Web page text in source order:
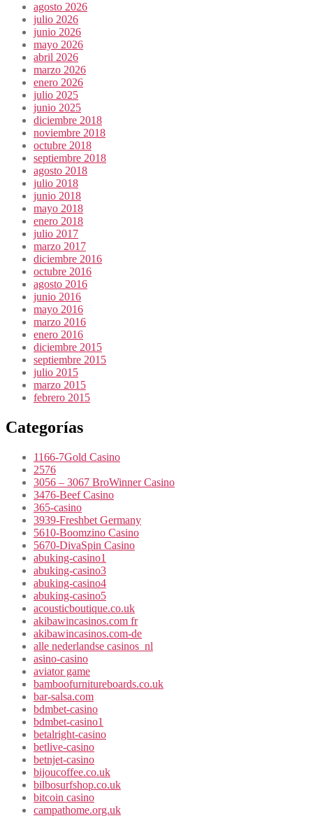
agosto 2026
julio 2026
junio 2026
mayo 2026
abril 2026
marzo 2026
enero 2026
julio 2025
junio 2025
diciembre 2018
noviembre 2018
octubre 2018
septiembre 2018
agosto 2018
julio 2018
junio 2018
mayo 2018
enero 2018
julio 2017
marzo 2017
diciembre 2016
octubre 2016
agosto 2016
junio 2016
mayo 2016
marzo 2016
enero 2016
diciembre 2015
septiembre 2015
julio 2015
marzo 2015
febrero 2015
Categorías
1166-7Gold Casino
2576
3056 – 3067 BroWinner Casino
3476-Beef Casino
365-casino
3939-Freshbet Germany
5610-Boomzino Casino
5670-DivaSpin Casino
abuking-casino1
abuking-casino3
abuking-casino4
abuking-casino5
acousticboutique.co.uk
akibawincasinos.com fr
akibawincasinos.com-de
alle nederlandse casinos_nl
asino-casino
aviator game
bamboofurnitureboards.co.uk
bar-salsa.com
bdmbet-casino
bdmbet-casino1
betalright-casino
betlive-casino
betnjet-casino
bijoucoffee.co.uk
bilbosurfshop.co.uk
bitcoin casino
campathome.org.uk